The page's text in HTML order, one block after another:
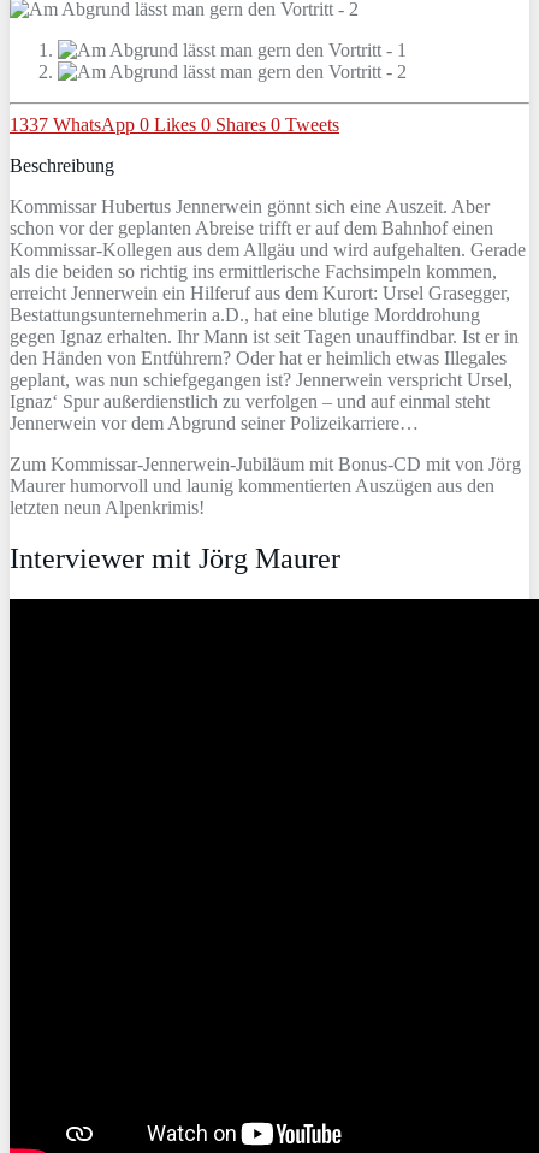
1337 WhatsApp 0 Likes 0 Shares 0 Tweets
Beschreibung
Kommissar Hubertus Jennerwein gönnt sich eine Auszeit. Aber
schon vor der geplanten Abreise trifft er auf dem Bahnhof einen
Kommissar-Kollegen aus dem Allgäu und wird aufgehalten. Gerade
als die beiden so richtig ins ermittlerische Fachsimpeln kommen,
erreicht Jennerwein ein Hilferuf aus dem Kurort: Ursel Grasegger,
Bestattungsunternehmerin a.D., hat eine blutige Morddrohung
gegen Ignaz erhalten. Ihr Mann ist seit Tagen unauffindbar. Ist er in
den Händen von Entführern? Oder hat er heimlich etwas Illegales
geplant, was nun schiefgegangen ist? Jennerwein verspricht Ursel,
Ignaz‘ Spur außerdienstlich zu verfolgen – und auf einmal steht
Jennerwein vor dem Abgrund seiner Polizeikarriere…
Zum Kommissar-Jennerwein-Jubiläum mit Bonus-CD mit von Jörg
Maurer humorvoll und launig kommentierten Auszügen aus den
letzten neun Alpenkrimis!
Interviewer mit Jörg Maurer